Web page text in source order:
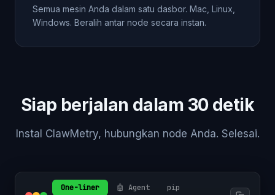
Semua mesin Anda dalam satu dasbor. Mac, Linux,
Windows. Beralih antar node secara instan.
Siap berjalan dalam 30 detik
Instal ClawMetry, hubungkan node Anda. Selesai.
One-liner 🤖 Agent
pip